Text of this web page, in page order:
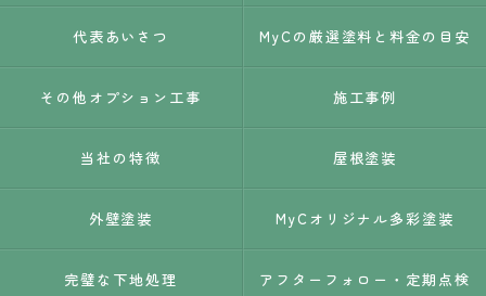
代表あいさつ MyCの厳選塗料と料金の目安
その他オプション工事 施工事例
当社の特徴 屋根塗装
外壁塗装 MyCオリジナル多彩塗装
完璧な下地処理 アフターフォロー・定期点検